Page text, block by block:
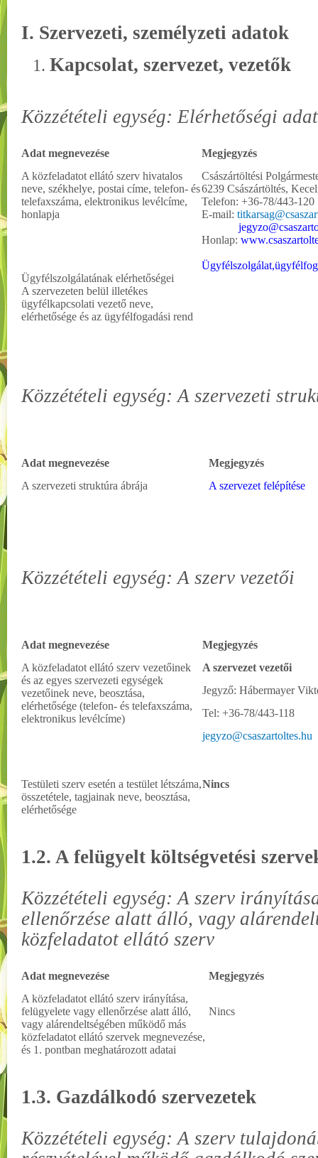
I. Szervezeti, személyzeti adatok
Kapcsolat, szervezet, vezetők
Közzétételi egység: Elérhetőségi
Adat megnevezése
Megjegyzés
A közfeladatot ellátó szerv hivatalos
neve, székhelye, postai címe, telefon- és
telefaxszáma, elektronikus levélcíme,
honlapja
Ügyfélszolgálatának elérhetőségei
A szervezeten belül illetékes
ügyfélkapcsolati vezető neve,
elérhetősége és az ügyfélfogadási rend
Császártöltési
6239 Császártöltés,
Telefon: +36-78/443-120
E-mail:
jegyzo
Honlap:
Közzétételi egység: A szervezeti
Adat megnevezése
Megjegyzés
A szervezeti struktúra ábrája
A szervezet felépítése
Közzétételi egység: A szerv vezetői
Adat megnevezése
Megjegyzés
A közfeladatot ellátó szerv vezetőinek
és az egyes szervezeti egységek
vezetőinek neve, beosztása,
elérhetősége (telefon- és telefaxszáma,
elektronikus levélcíme)
A szervezet vezetői
Jegyző: Hábermayer
Tel: +36-78/443-118
jegyzo@csaszartoltes.hu
Testületi szerv esetén a testület létszáma,
összetétele, tagjainak neve, beosztása,
elérhetősége
Nincs
1.2. A felügyelt költségvetési
Közzétételi egység: A szerv
ellenőrzése alatt álló, vagy
közfeladatot ellátó szerv
Adat megnevezése
Megjegyzés
A közfeladatot ellátó szerv irányítása,
felügyelete vagy ellenőrzése alatt álló,
vagy alárendeltségében működő más
közfeladatot ellátó szervek megnevezése,
és 1. pontban meghatározott adatai
Nincs
1.3. Gazdálkodó szervezetek
Közzétételi egység: A szerv